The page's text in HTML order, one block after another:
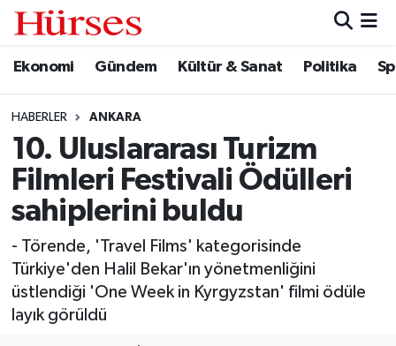
Ekonomi Gündem Kültür & Sanat Politika
HABERLER ANKARA
10. Uluslararası Turizm
Filmleri Festivali Ödülleri
sahiplerini buldu
- Törende, 'Travel Films' kategorisinde
Türkiye'den Halil Bekar'ın yönetmenliğini
üstlendiği 'One Week in Kyrgyzstan' filmi ödüle
layık görüldü
Ekonomi
Gündem
Kültür & Sanat
Politika
Spor
Turizm
Hava Durumu
Trafik Durumu
Süper Lig Puan Durumu ve Fikstür
Tüm Manşetler
Son Dakika Haberleri
Haber Arşivi